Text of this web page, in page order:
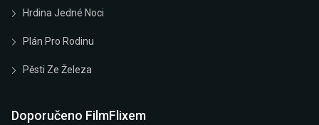
Hrdina Jedné Noci
Plán Pro Rodinu
Pěsti Ze Železa
Doporučeno FilmFlixem